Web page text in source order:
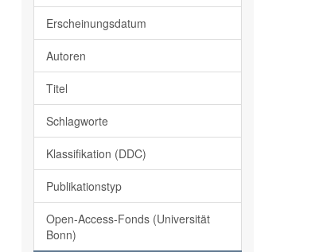
Erscheinungsdatum
Autoren
Titel
Schlagworte
Klassifikation (DDC)
Publikationstyp
Open-Access-Fonds (Universität
Bonn)